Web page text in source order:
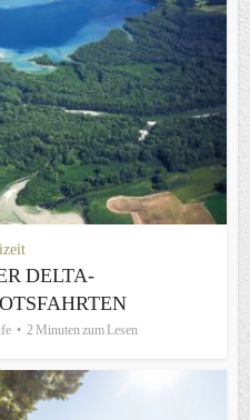
DELTA-
2 Minuten zum Lesen